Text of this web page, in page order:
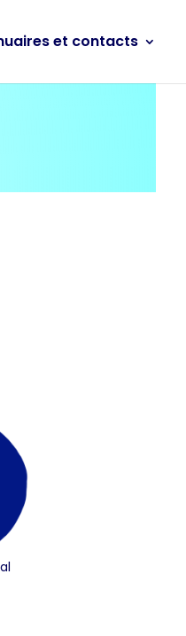
et contacts